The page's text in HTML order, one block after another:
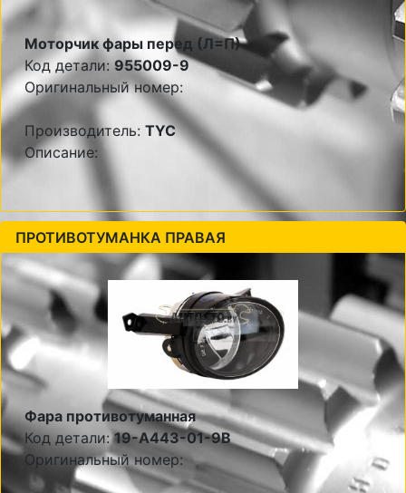
Моторчик фары перед (Л=П)
Код детали:955009-9
Оригинальный номер:
Производитель: TYC
Описание:
ПРОТИВОТУМАНКА ПРАВАЯ
Фара противотуманная
Код детали: 19-A443-01-9B
Оригинальный номер: